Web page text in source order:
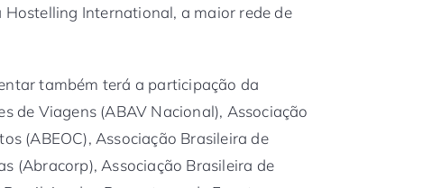
Hostelling International, a maior rede de
também terá a participação da
de Viagens (ABAV Nacional), Associação
(ABEOC), Associação Brasileira de
(Abracorp), Associação Brasileira de